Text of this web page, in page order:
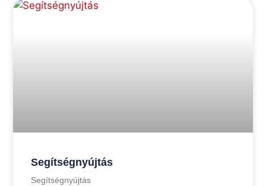
Segítségnyújtás
Segítségnyújtás